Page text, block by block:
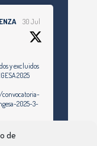
de
30 Jul
y excluidos
2025
2025-3-